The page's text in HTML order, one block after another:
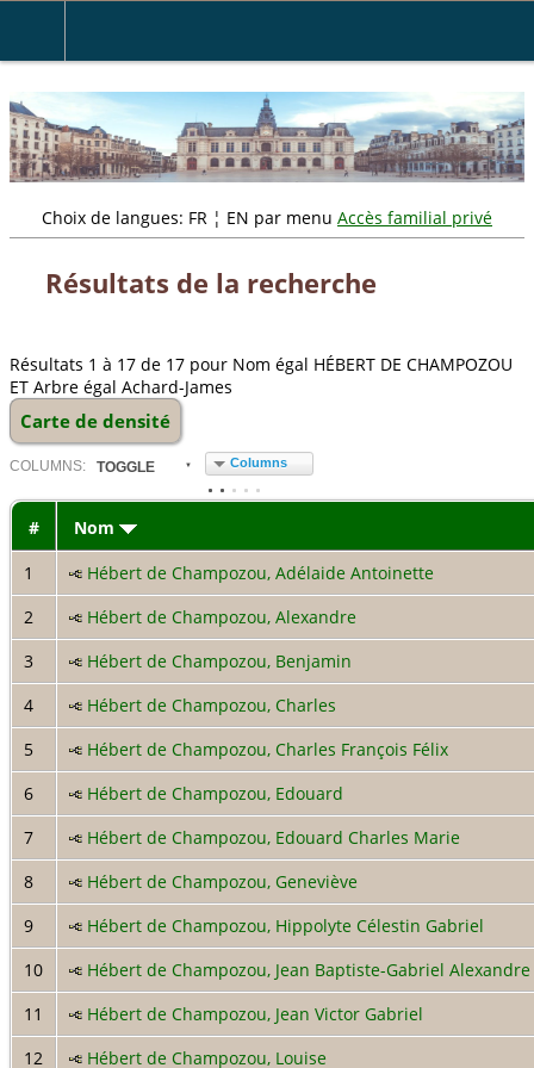
Choix de langues: FR ¦ EN par menu Accès familial privé
Résultats de la recherche
Résultats 1 à 17 de 17 pour Nom égal HÉBERT DE CHAMPOZOU
ET Arbre égal Achard-James
Carte de densité
COLUMN S: TOGGLE Columns
#
Nom
1
Hébert de Champozou, Adélaide Antoinette
2
Hébert de Champozou, Alexandre
3
Hébert de Champozou, Benjamin
4
Hébert de Champozou, Charles
5
Hébert de Champozou, Charles François Félix
6
Hébert de Champozou, Edouard
7
Hébert de Champozou, Edouard Charles Marie
8
Hébert de Champozou, Geneviève
9
Hébert de Champozou, Hippolyte Célestin Gabriel
10
Hébert de Champozou, Jean Baptiste-Gabriel Alexandre
11
Hébert de Champozou, Jean Victor Gabriel
12
Hébert de Champozou, Louise